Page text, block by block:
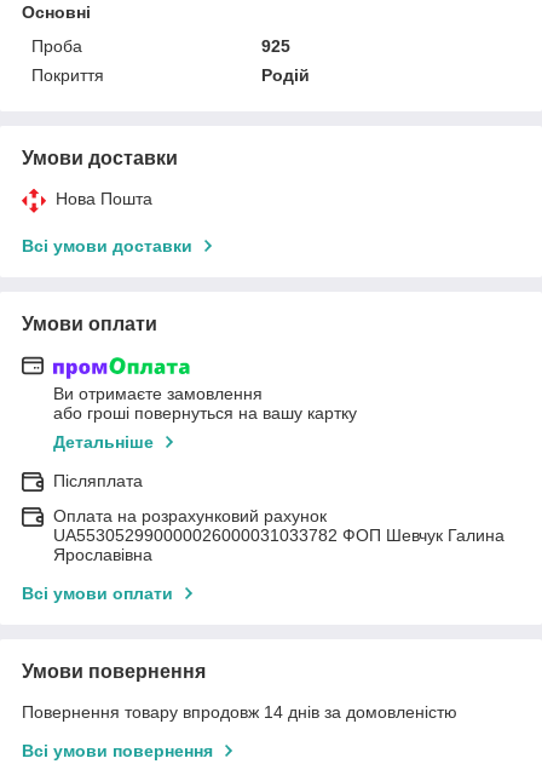
Основні
Проба
925
Покриття
Родій
Умови доставки
Нова Пошта
Всі умови доставки
Умови оплати
Ви отримаєте замовлення
або гроші повернуться на вашу картку
Детальніше
Післяплата
Оплата на розрахунковий рахунок
UA553052990000026000031033782 ФОП Шевчук Галина
Ярославівна
Всі умови оплати
Умови повернення
Повернення товару впродовж 14 днів за домовленістю
Всі умови повернення